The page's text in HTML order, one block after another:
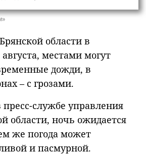
области в
местами могут
дожди, в
– с грозами.
службе управления
области, ночь ожидается
же погода может
и пасмурной.